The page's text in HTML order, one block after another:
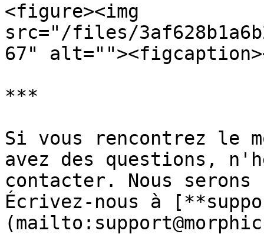
<figure><img
src="/files/
67"
***
Si vous rencontrez le
avez des questions,
contacter. Nous
Écrivez-nous à